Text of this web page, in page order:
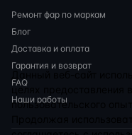
Ремонт фар по маркам
Блог
Доставка и оплата
Гарантия и возврат
FAQ
Наши работы
Данный веб-сайт
целях предоставления
пользовательского